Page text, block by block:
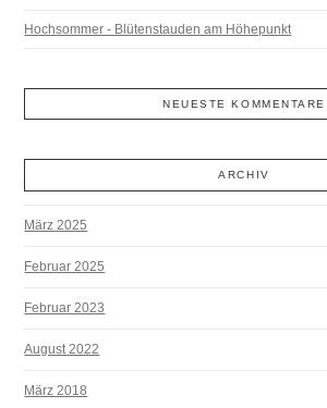
Hochsommer - Blütenstauden am Höhepunkt
NEUESTE KOMMENTARE
ARCHIV
März 2025
Februar 2025
Februar 2023
August 2022
März 2018